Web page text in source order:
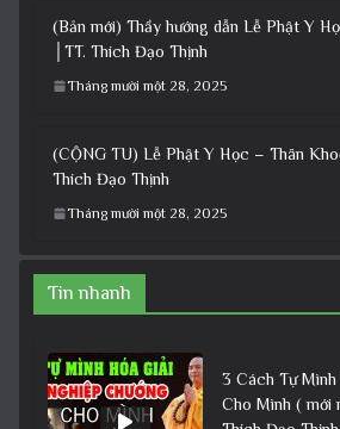
(Bản mới) Thầy hướng dẫn Lễ Phật Y
│TT. Thích Đạo Thịnh
Tháng mười một 28, 2025
(CỘNG TU) Lễ Phật Y Học – Thân
Thích Đạo Thịnh
Tháng mười một 28, 2025
Tin nhanh
3 Cách Tự Mình
Cho Mình ( mới